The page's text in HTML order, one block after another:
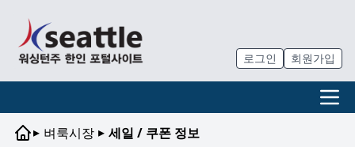
로그인 회원가입
▸ 벼룩시장 ▸ 세일 / 쿠폰 정보